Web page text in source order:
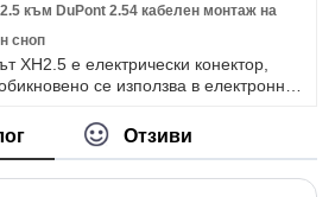
в Азия, Европа и Америка.
да станем ваши дългосрочни
в Китай.
към DuPont 2.54 кабелен монтаж на
сноп
XH2.5 е електрически конектор,
се използва в електронни
Отзиви